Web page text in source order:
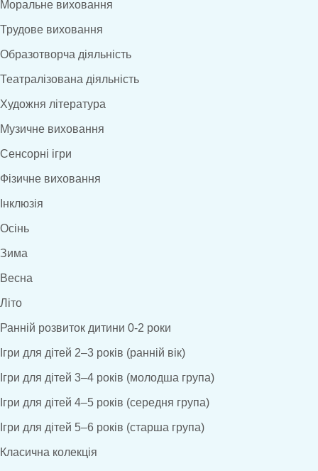
Моральне виховання
Трудове виховання
Образотворча діяльність
Театралізована діяльність
Художня література
Музичне виховання
Сенсорні ігри
Фізичне виховання
Інклюзія
Осінь
Зима
Весна
Літо
Ранній розвиток дитини 0-2 роки
Ігри для дітей 2–3 років (ранній вік)
Ігри для дітей 3–4 років (молодша група)
Ігри для дітей 4–5 років (середня група)
Ігри для дітей 5–6 років (старша група)
Класична колекція